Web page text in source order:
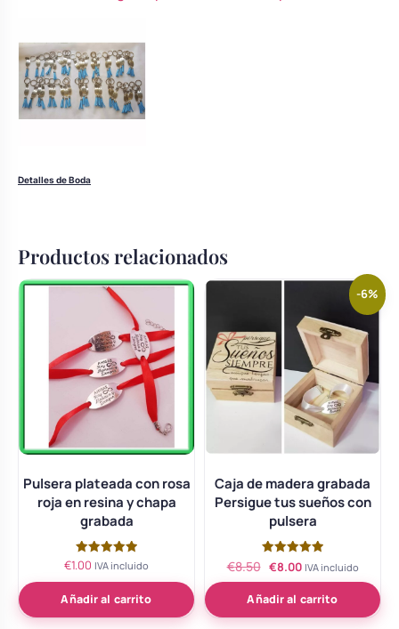
Detalles de Boda
Productos relacionados
Pulsera plateada con rosa
roja en resina y chapa
grabada
Valorado
5.00
de 5
€1.00 IVA incluido
Añadir al carrito
-6%
Caja de madera grabada
Persigue tus sueños con
pulsera
Valorado
con
5.00
de 5
€8.50 El
precio
original
era:
€8.00El
precio
actual
es:
IVA incluido
Añadir al carrito